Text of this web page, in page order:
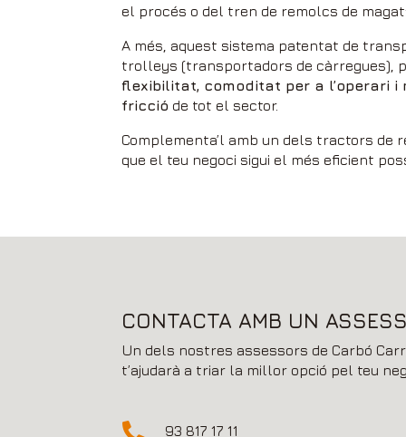
el procés o del tren de remolcs de
A més, aquest sistema patentat de
trolleys (transportadors de càrregues),
flexibilitat, comoditat per a l’operari
fricció de tot el sector.
Complementa’l amb un dels tractors de
que el teu negoci sigui el més eficient
CONTACTA AMB UN
Un dels nostres assessors de Carbó
t’ajudarà a triar la millor opció pel teu
 93 817 17 11